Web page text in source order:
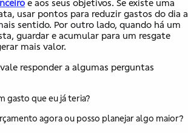
e aos seus objetivos. Se existe uma
usar pontos para reduzir gastos do dia a
sentido. Por outro lado, quando há um
guardar e acumular para um resgate
mais valor.
responder a algumas perguntas
gasto que eu já teria?
agora ou posso planejar algo maior?